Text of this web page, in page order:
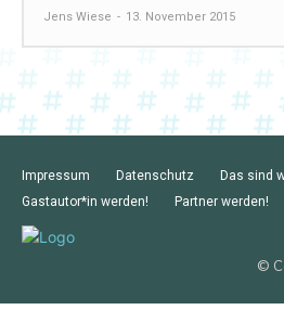
Jens Wiese - 13. November 2015
Impressum Datenschutz
Das sind
Gastautor*in werden!
Partner werden!
©